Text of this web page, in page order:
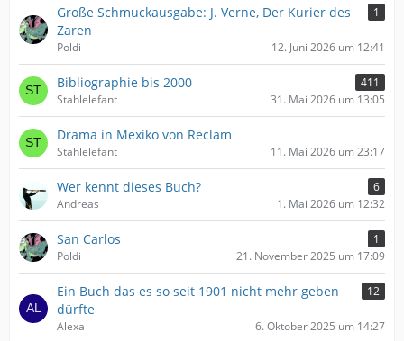
Große Schmuckausgabe: J. Verne, Der Kurier des
Zaren
1
Poldi 12. Juni 2026 um 12:41
Bibliographie bis 2000
411
Stahlelefant
31. Mai 2026 um 13:05
Drama in Mexiko von Reclam
Stahlelefant 11. Mai 2026 um 23:17
Wer kennt dieses Buch?
6
Andreas
1. Mai 2026 um 12:32
San Carlos
1
Poldi
21. November 2025 um 17:09
Ein Buch das es so seit 1901 nicht mehr geben
dürfte
12
Alexa 6. Oktober 2025 um 14:27